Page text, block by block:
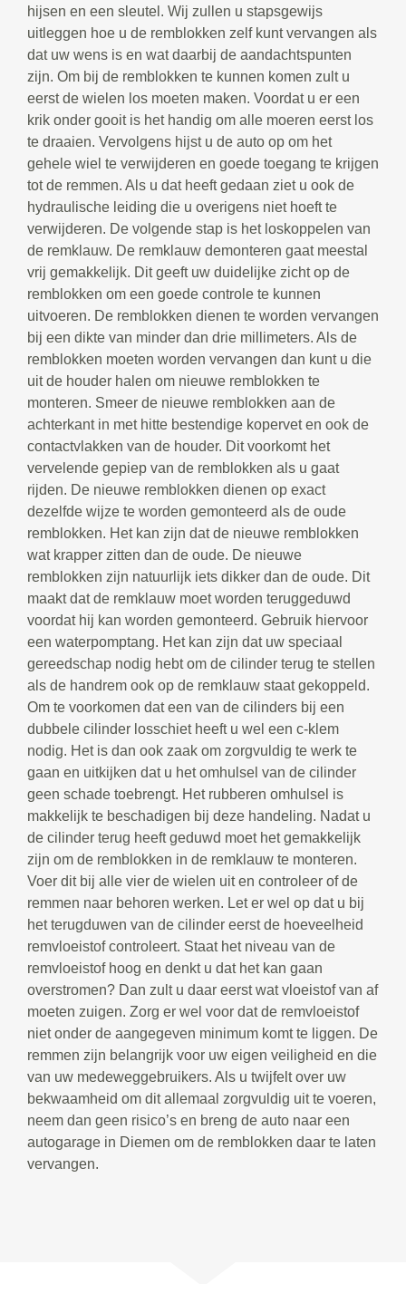
hijsen en een sleutel. Wij zullen u stapsgewijs
uitleggen hoe u de remblokken zelf kunt vervangen als
dat uw wens is en wat daarbij de aandachtspunten
zijn. Om bij de remblokken te kunnen komen zult u
eerst de wielen los moeten maken. Voordat u er een
krik onder gooit is het handig om alle moeren eerst los
te draaien. Vervolgens hijst u de auto op om het
gehele wiel te verwijderen en goede toegang te krijgen
tot de remmen. Als u dat heeft gedaan ziet u ook de
hydraulische leiding die u overigens niet hoeft te
verwijderen. De volgende stap is het loskoppelen van
de remklauw. De remklauw demonteren gaat meestal
vrij gemakkelijk. Dit geeft uw duidelijke zicht op de
remblokken om een goede controle te kunnen
uitvoeren. De remblokken dienen te worden vervangen
bij een dikte van minder dan drie millimeters. Als de
remblokken moeten worden vervangen dan kunt u die
uit de houder halen om nieuwe remblokken te
monteren. Smeer de nieuwe remblokken aan de
achterkant in met hitte bestendige kopervet en ook de
contactvlakken van de houder. Dit voorkomt het
vervelende gepiep van de remblokken als u gaat
rijden. De nieuwe remblokken dienen op exact
dezelfde wijze te worden gemonteerd als de oude
remblokken. Het kan zijn dat de nieuwe remblokken
wat krapper zitten dan de oude. De nieuwe
remblokken zijn natuurlijk iets dikker dan de oude. Dit
maakt dat de remklauw moet worden teruggeduwd
voordat hij kan worden gemonteerd. Gebruik hiervoor
een waterpomptang. Het kan zijn dat uw speciaal
gereedschap nodig hebt om de cilinder terug te stellen
als de handrem ook op de remklauw staat gekoppeld.
Om te voorkomen dat een van de cilinders bij een
dubbele cilinder losschiet heeft u wel een c-klem
nodig. Het is dan ook zaak om zorgvuldig te werk te
gaan en uitkijken dat u het omhulsel van de cilinder
geen schade toebrengt. Het rubberen omhulsel is
makkelijk te beschadigen bij deze handeling. Nadat u
de cilinder terug heeft geduwd moet het gemakkelijk
zijn om de remblokken in de remklauw te monteren.
Voer dit bij alle vier de wielen uit en controleer of de
remmen naar behoren werken. Let er wel op dat u bij
het terugduwen van de cilinder eerst de hoeveelheid
remvloeistof controleert. Staat het niveau van de
remvloeistof hoog en denkt u dat het kan gaan
overstromen? Dan zult u daar eerst wat vloeistof van af
moeten zuigen. Zorg er wel voor dat de remvloeistof
niet onder de aangegeven minimum komt te liggen. De
remmen zijn belangrijk voor uw eigen veiligheid en die
van uw medeweggebruikers. Als u twijfelt over uw
bekwaamheid om dit allemaal zorgvuldig uit te voeren,
neem dan geen risico’s en breng de auto naar een
autogarage in Diemen om de remblokken daar te laten
vervangen.